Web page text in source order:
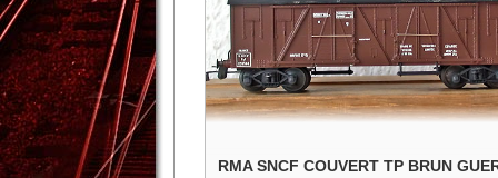
RMA SNCF COUVERT TP BRUN